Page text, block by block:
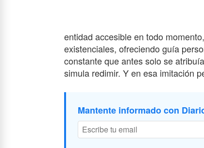
entidad accesible en todo
existenciales, ofreciendo guía
constante que antes solo se
simula redimir. Y en esa imitación
Mantente informado con